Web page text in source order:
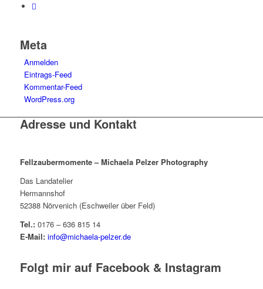
Meta
Anmelden
Eintrags-Feed
Kommentar-Feed
WordPress.org
Adresse und Kontakt
Fellzaubermomente –Michaela Pelzer Photography
Das Landatelier
Hermannshof
52388 Nörvenich (Eschweiler über Feld)
Tel.:0176 – 636 815 14
E-Mail: info@michaela-pelzer.de
Folgt mir auf Facebook & Instagram